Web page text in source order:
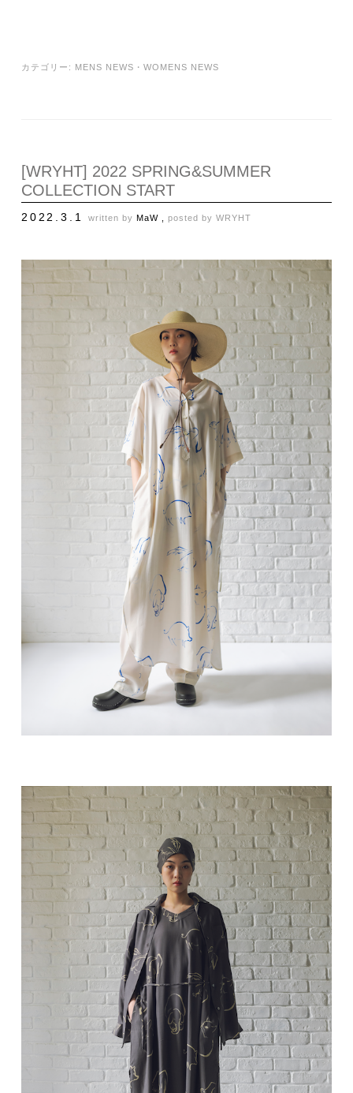
カテゴリー: MENS NEWS ・ WOMENS NEWS
[WRYHT] 2022 SPRING&SUMMER
COLLECTION START
2022.3.1written byMaW ,posted byWRYHT